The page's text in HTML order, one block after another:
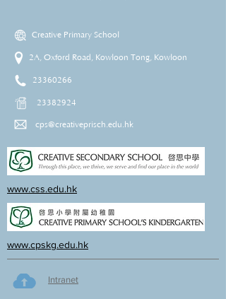
Creative Primary School
2A, Oxford Road, Kowloon Tong, Kowloon
23360266
23382924
cps@creativeprisch.edu.hk
www.css.edu.hk
www.cpskg.edu.hk
Intranet